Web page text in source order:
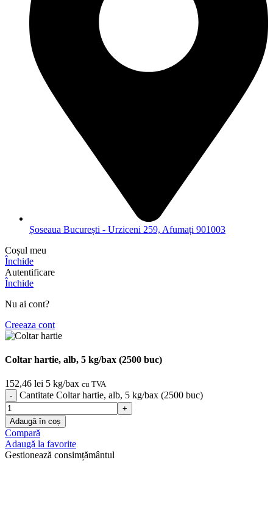
Șoseaua București - Urziceni 259, Afumați 901003
Coșul meu
Închide
Autentificare
Închide
Nu ai cont?
Creeaza cont
Coltar hartie, alb, 5 kg/bax (2500 buc)
152,46 lei 5 kg/bax cu TVA
Cantitate Coltar hartie, alb, 5 kg/bax (2500 buc)
Adaugă în coș
Compară
Adaugă la favorite
Gestionează consimțământul